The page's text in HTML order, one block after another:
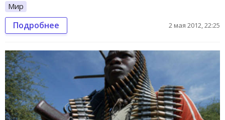
Мир
Подробнее 2 мая 2012, 22:25